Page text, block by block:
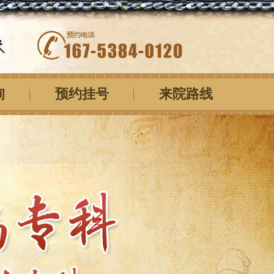
预约挂号 来院路线